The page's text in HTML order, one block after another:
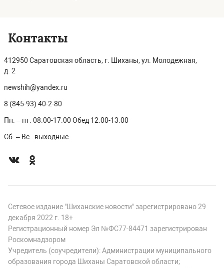
Контакты
412950 Саратовская область, г. Шиханы, ул. Молодежная,
д. 2
newshih@yandex.ru
8 (845-93) 40-2-80
Пн. – пт. 08.00-17.00 Обед 12.00-13.00
Сб. – Вс.: выходные
Сетевое издание "Шиханские новости" зарегистрировано 29
декабря 2022 г. 18+
Регистрационный номер Эл №ФС77-84471 зарегистрирован
Роскомнадзором
Учредитель (соучредители): Администрации муниципального
образования города Шиханы Саратовской области;